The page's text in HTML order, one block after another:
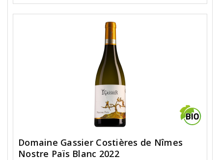
Domaine Gassier Costières de Nîmes
Nostre Païs Blanc 2022